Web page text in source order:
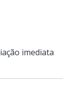
imediata